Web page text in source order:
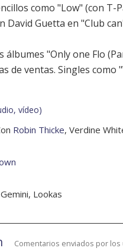
como "Low" (con T-
David Guetta en "Club
"Only one Flo
de ventas. Singles como
vídeo)
Robin Thicke, Verdine
Lookas
Comentarios enviados por los